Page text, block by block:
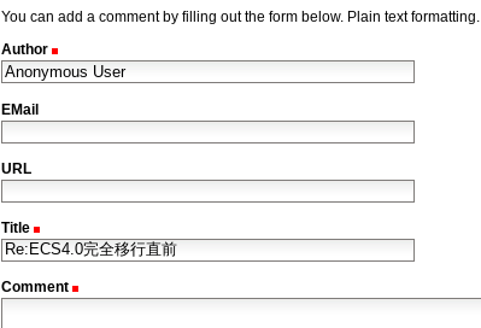
You can add a comment by filling out the form below. Plain text formatting.
Author
EMail
URL
Title
Comment